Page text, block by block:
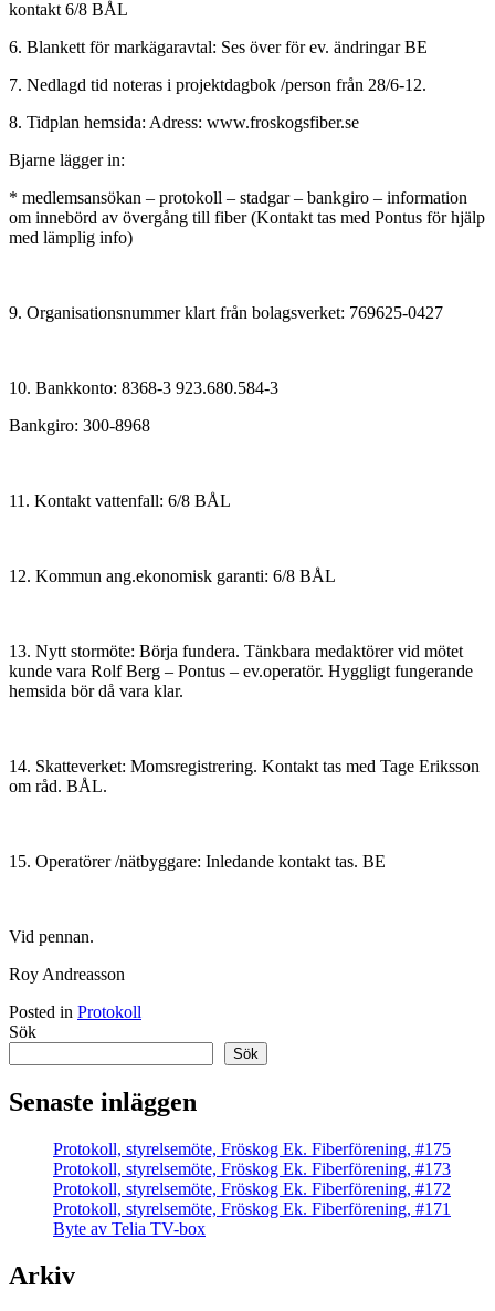
kontakt 6/8 BÅL
6. Blankett för markägaravtal: Ses över för ev. ändringar BE
7. Nedlagd tid noteras i projektdagbok /person från 28/6-12.
8. Tidplan hemsida: Adress: www.froskogsfiber.se
Bjarne lägger in:
* medlemsansökan – protokoll – stadgar – bankgiro – information
om innebörd av övergång till fiber (Kontakt tas med Pontus för hjälp
med lämplig info)
9. Organisationsnummer klart från bolagsverket: 769625-0427
10. Bankkonto: 8368-3 923.680.584-3
Bankgiro: 300-8968
11. Kontakt vattenfall: 6/8 BÅL
12. Kommun ang.ekonomisk garanti: 6/8 BÅL
13. Nytt stormöte: Börja fundera. Tänkbara medaktörer vid mötet
kunde vara Rolf Berg – Pontus – ev.operatör. Hyggligt fungerande
hemsida bör då vara klar.
14. Skatteverket: Momsregistrering. Kontakt tas med Tage Eriksson
om råd. BÅL.
15. Operatörer /nätbyggare: Inledande kontakt tas. BE
Vid pennan.
Roy Andreasson
Posted in Protokoll
Sök
Sök
Senaste inläggen
Protokoll, styrelsemöte, Fröskog Ek. Fiberförening, #175
Protokoll, styrelsemöte, Fröskog Ek. Fiberförening, #173
Protokoll, styrelsemöte, Fröskog Ek. Fiberförening, #172
Protokoll, styrelsemöte, Fröskog Ek. Fiberförening, #171
Byte av Telia TV-box
Arkiv